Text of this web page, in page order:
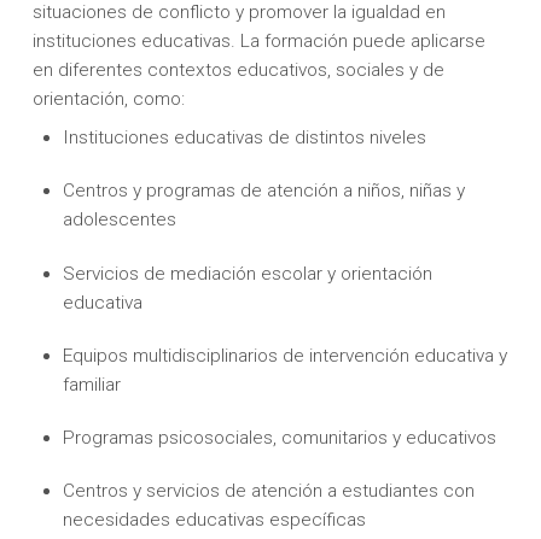
situaciones de conflicto y promover la igualdad en
instituciones educativas. La formación puede aplicarse
en diferentes contextos educativos, sociales y de
orientación, como:
Instituciones educativas de distintos niveles
Centros y programas de atención a niños, niñas y
adolescentes
Servicios de mediación escolar y orientación
educativa
Equipos multidisciplinarios de intervención educativa y
familiar
Programas psicosociales, comunitarios y educativos
Centros y servicios de atención a estudiantes con
necesidades educativas específicas